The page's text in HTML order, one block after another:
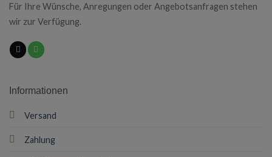
Für Ihre Wünsche, Anregungen oder Angebotsanfragen stehen
wir zur Verfügung.
Informationen
Versand
Zahlung